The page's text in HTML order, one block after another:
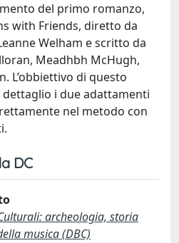
del primo romanzo,
with Friends, diretto da
Welham e scritto da
Meadhbh McHugh,
L’obbiettivo di questo
i due adattamenti
nel metodo con
DC
archeologia, storia
musica (DBC)